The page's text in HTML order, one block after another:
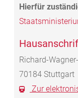
Richard-
70184 Stuttgart
Zur